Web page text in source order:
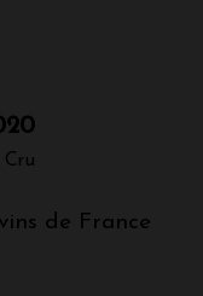
Cru
de France